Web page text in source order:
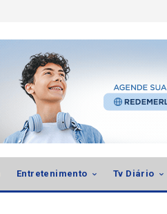
Entretenimento Tv Diário